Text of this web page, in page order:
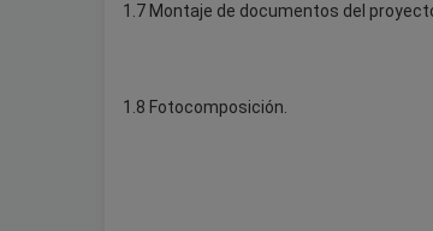
1.7 Montaje de documentos del
1.8 Fotocomposición.